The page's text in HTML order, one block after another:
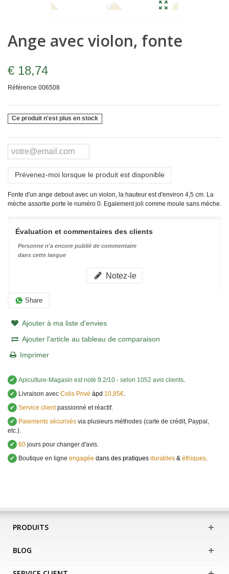
Ange avec violon, fonte
€ 18,74
Référence 006508
Ce produit n'est plus en stock
Prévenez-moi lorsque le produit est disponible
Fonte d'un ange debout avec un violon, la hauteur est d'environ 4,5 cm. La
mèche assortie porte le numéro 0. Egalement joli comme moule sans mèche.
Évaluation et commentaires des clients
Personne n'a encore publié de commentaire
dans cette langue
Notez-le
Share
Ajouter à ma liste d'envies
Ajouter l'article au tableau de comparaison
Imprimer
✔ Apiculture-Magasin est noté 9.2/10 - selon 1052 avis clients.
✔
Livraison avec Colis Privé àpd 10,85€.
✔ Service clientpassionné et réactif.
✔
Paiements sécurisés via plusieurs méthodes (carte de crédit, Paypal,
etc.).
✔ 60 jours pour changer d'avis.
✔
Boutique en ligne engagée dans des pratiques durables & éthiques.
PRODUITS
BLOG